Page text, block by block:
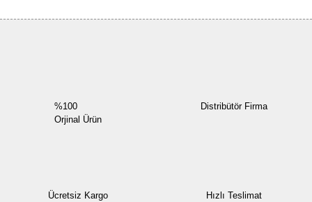
%100
Orjinal Ürün
Distribütör Firma
Ücretsiz Kargo Hızlı Teslimat